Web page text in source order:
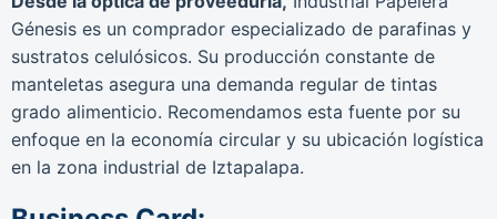
Génesis es un comprador especializado de parafinas y
sustratos celulósicos. Su producción constante de
manteletas asegura una demanda regular de tintas
grado alimenticio. Recomendamos esta fuente por su
enfoque en la economía circular y su ubicación logística
en la zona industrial de Iztapalapa.